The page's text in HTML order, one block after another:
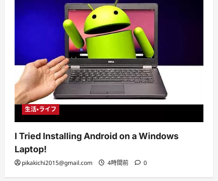
生活・ライフ
I Tried Installing Android on a Windows
Laptop!
pikakichi2015@gmail.com 4時間前 0